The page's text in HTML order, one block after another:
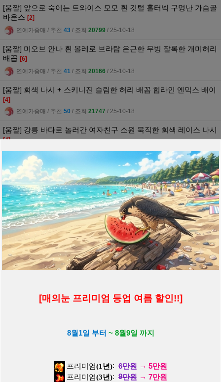
[움짤] 앞으로 숙이는 트와이스 모모 흰 깃털 홀터넥 구멍난 가슴골
바운스 [2]
연예가중매 l 추천 43 l 조회 20799 l 25-10-18
[움짤] 미오브 안나 흰 볼레로 브라탑 은근한 무빙 잘록한 개미허리
배꼽 [6]
연예가중매 l 추천 41 l 조회 20166 l 25-10-18
[움짤] 회색 나시 + 스키니진 슬림한 허리 배꼽 힙라인 엔믹스 배이
[4]
연예가중매 l 추천 50 l 조회 21747 l 25-10-18
[움짤] 강릉 바다로 놀러간 여자친구 소원 묵직한 회색 레이스 나시
[4]
연예가중매l추천41 l조회18656 l25-10-18
[움짤] 회색 가슴벨트 튜브탑 은근한 옆슴라인 + 야드랑이 비비지
은하[5]
연예가중매l추천40 l조회19526 l25-10-18
[움짤] 회색 스트라이프 조끼 + 핫팬츠 몸매 힙라인 이달의소녀 희
진[3]
연예가중매 l 추천 32 l조회18130 l25-10-18
[움짤] 검정 땡땡이 원피스 키스오브라이프 나띠 깊게 숙이는 가슴
골[8]
[움짤] 크롭 골지 집업 11자 복근 예쁜 배꼽 에스파 윈터 챌린지
[사진] 빅토리아 시크릿 핑크 생브라 가슴골 후기사진 트와이스 나
[매의눈 프리미엄 등업 여름 할인!!]
8월1일 부터 ~ 8월9일 까지
프리미엄(1년):6만원 → 5만원
프리미엄(3년):9만원 → 7만원